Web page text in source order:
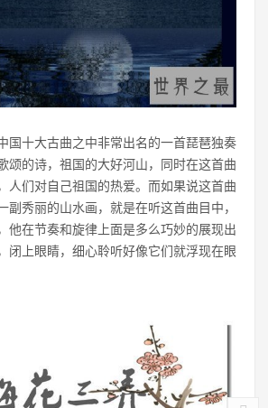
国十大古曲之中非常出名的一首琵琶独奏
颂的诗，祖国的大好河山，同时在这首曲
人们对自己祖国的热爱。而如果说这首曲
副秀丽的山水画，就是在听这首曲目中，
他在节奏和旋律上面是多么巧妙的展现出
闭上眼睛，细心聆听好像它们就浮现在眼